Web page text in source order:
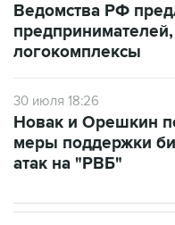
Ведомства РФ
логокомплексы
30 июля 18:26
Новак и Орешкин
меры поддержки
атак на "РВБ"